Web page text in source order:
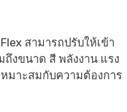
สามารถปรับให้เข้า
งขนาด สี พลังงาน แรง
มาะสมกับความต้องการ